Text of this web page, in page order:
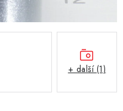
+ další (1)